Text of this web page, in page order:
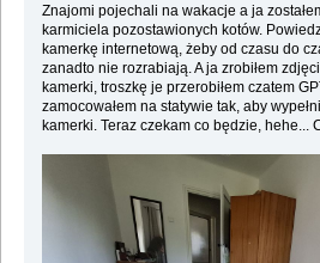
Znajomi pojechali na wakacje a ja
karmiciela pozostawionych kotów.
kamerkę internetową, żeby od czasu do
zanadto nie rozrabiają. A ja zrobiłem
kamerki, troszkę je przerobiłem czatem
zamocowałem na statywie tak, aby
kamerki. Teraz czekam co będzie, hehe...